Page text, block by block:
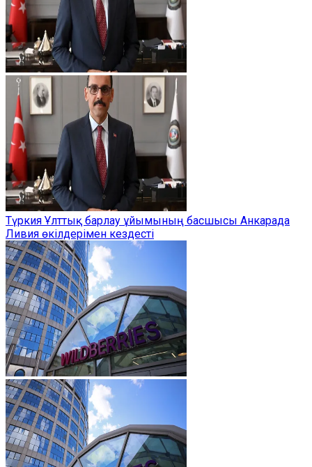
Түркия Ұлттық барлау ұйымының басшысы Анкарада
Ливия өкілдерімен кездесті